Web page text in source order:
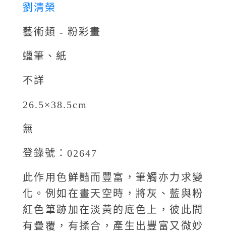
劉清榮
藝術類 - 粉彩畫
蠟筆、紙
不詳
26.5×38.5cm
無
登錄號：02647
此作用色鮮豔而豐富，筆觸亦力求變
化。例如在畫天空時，將灰、藍與粉
紅色筆跡加在淡黃的底色上，彼此間
有疊覆，有揉合，產生出豐富又微妙